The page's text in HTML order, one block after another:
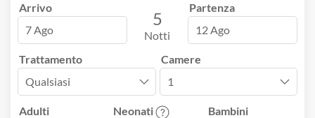
Arrivo
7 Ago
5
Notti
Partenza
12 Ago
Trattamento Camere
Adulti Neonati Bambini